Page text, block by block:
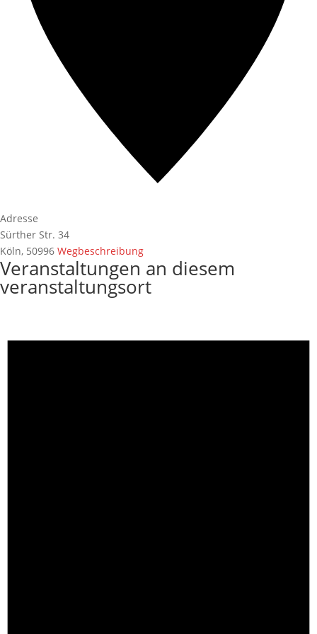
Adresse
Sürther Str. 34
Köln, 50996 Wegbeschreibung
Veranstaltungen an diesem
veranstaltungsort